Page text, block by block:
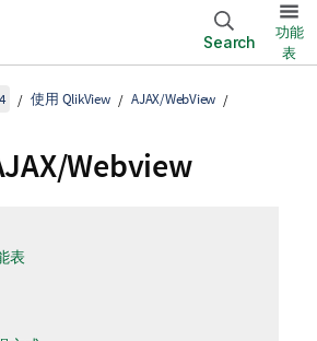
Search
功能
表
使用 QlikView AJAX/WebView
Webview
表